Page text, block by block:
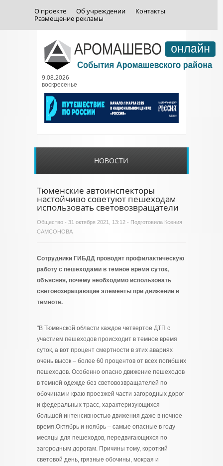
О проекте Об учреждении
Контакты
Размещение рекламы
9.08.2026
воскресенье
НОВОСТИ
Тюменские автоинспекторы
настойчиво советуют пешеходам
использовать световозвращатели
Общество - 31 октября 2021, 13:12 - Подготовила Ксения
САМСОНОВА
Сотрудники ГИБДД проводят профилактическую
работу с пешеходами в темное время суток,
объясняя, почему необходимо использовать
световозвращающие элементы при движении в
темноте.
"В Тюменской области каждое четвертое ДТП с
участием пешеходов происходит в темное время
суток, а вот процент смертности в этих авариях
очень высок – более 60 процентов от всех погибших
пешеходов. Особенно опасно движение пешеходов
в темной одежде без световозвращателей по
обочинам и краю проезжей части загородных дорог
и федеральных трасс, характеризующихся
большой интенсивностью движения даже в ночное
время.Октябрь и ноябрь – самые опасные в году
месяцы для пешеходов, передвигающихся по
загородным дорогам. Причины тому, короткий
световой день, грязные обочины, мокрая и